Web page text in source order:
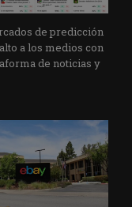
de predicción
a los medios con
de noticias y